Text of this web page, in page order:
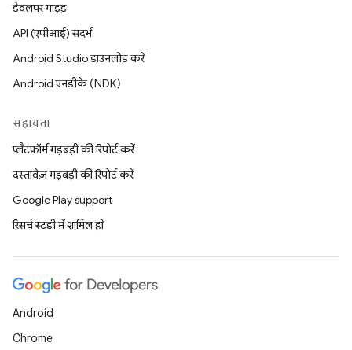
डेवलपर गाइड
API (एपीआई) संदर्भ
Android Studio डाउनलोड करें
Android एनडीके (NDK)
सहायता
प्लैटफ़ॉर्म गड़बड़ी की रिपोर्ट करें
दस्तावेज़ गड़बड़ी की रिपोर्ट करें
Google Play support
रिसर्च स्टडी में शामिल हों
Android
Chrome